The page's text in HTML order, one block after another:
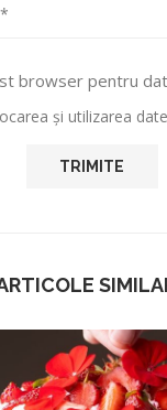
browser pentru
și utilizarea